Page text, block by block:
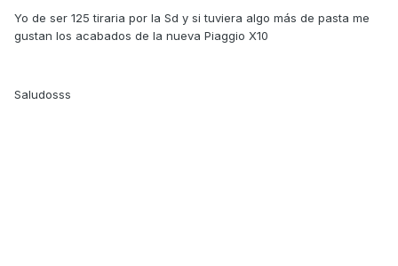
Yo de ser 125 tiraria por la Sd y si tuviera algo más de pasta me
gustan los acabados de la nueva Piaggio X10
Saludosss